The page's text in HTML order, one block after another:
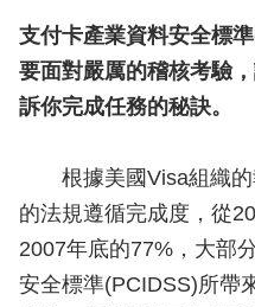
支付卡產業資料安全標
要面對嚴厲的稽核考驗
訴你完成任務的秘訣。
根據美國Visa組織的
的法規遵循完成度，從
2007年底的77%，大部
安全標準(PCIDSS)所帶